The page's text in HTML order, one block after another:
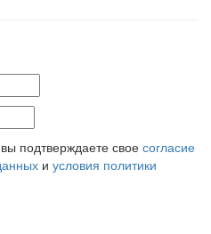
подтверждаете свое согласие
и условия политики